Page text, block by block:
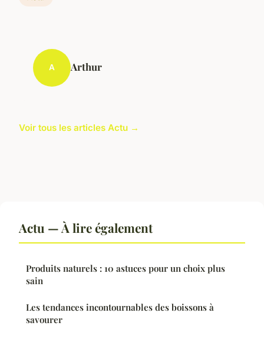
A Arthur
Voir tous les articles Actu →
Actu — À lire également
Produits naturels : 10 astuces pour un choix plus
sain
Les tendances incontournables des boissons à
savourer